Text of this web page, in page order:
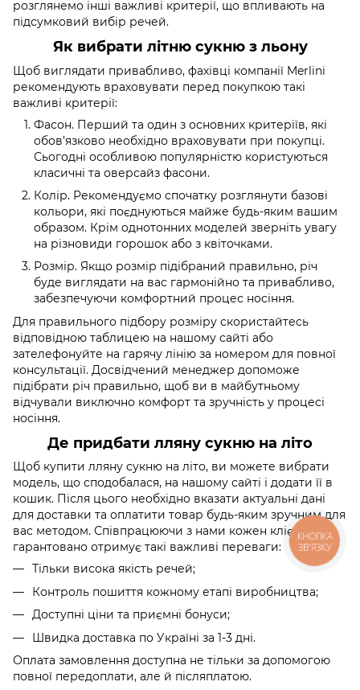
розглянемо інші важливі критерії, що впливають на
підсумковий вибір речей.
Як вибрати літню сукню з льону
Щоб виглядати привабливо, фахівці компанії Merlini
рекомендують враховувати перед покупкою такі
важливі критерії:
Фасон. Перший та один з основних критеріїв, які
обов'язково необхідно враховувати при покупці.
Сьогодні особливою популярністю користуються
класичні та оверсайз фасони.
Колір. Рекомендуємо спочатку розглянути базові
кольори, які поєднуються майже будь-яким вашим
образом. Крім однотонних моделей зверніть увагу
на різновиди горошок або з квіточками.
Розмір. Якщо розмір підібраний правильно, річ
буде виглядати на вас гармонійно та привабливо,
забезпечуючи комфортний процес носіння.
Для правильного підбору розміру скористайтесь
відповідною таблицею на нашому сайті або
зателефонуйте на гарячу лінію за номером для повної
консультації. Досвідчений менеджер допоможе
підібрати річ правильно, щоб ви в майбутньому
відчували виключно комфорт та зручність у процесі
носіння.
Де придбати лляну сукню на літо
Щоб купити лляну сукню на літо, ви можете вибрати
модель, що сподобалася, на нашому сайті і додати її в
кошик. Після цього необхідно вказати актуальні дані
для доставки та оплатити товар будь-яким зручним для
вас методом. Співпрацюючи з нами кожен клієнт
гарантовано отримує такі важливі переваги:
Тільки висока якість речей;
Контроль пошиття кожному етапі виробництва;
Доступні ціни та приємні бонуси;
Швидка доставка по Україні за 1-3 дні.
Оплата замовлення доступна не тільки за допомогою
повної передоплати, але й післяплатою.
КНОПКА
ЗВ'ЯЗКУ